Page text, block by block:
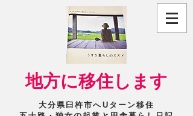
​地方に移住します
大分県臼杵市へUターン移住